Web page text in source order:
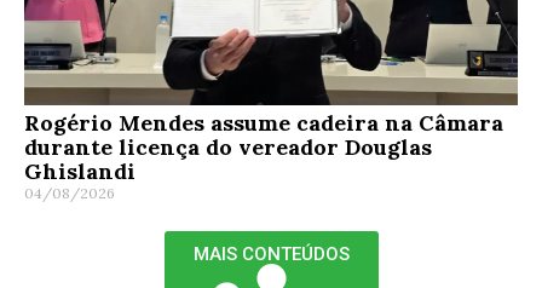
Rogério Mendes assume cadeira na Câmara
durante licença do vereador Douglas
Ghislandi
04/08/2026
MAIS CONTEÚDOS